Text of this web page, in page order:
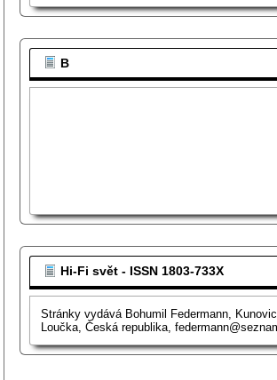
B
Hi-Fi svět - ISSN 1803-733X
Stránky vydává Bohumil Federmann,
Loučka, Česká republika,